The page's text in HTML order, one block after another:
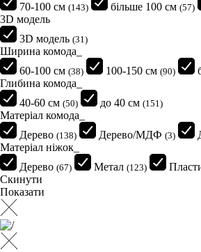
70-100 см (143) більше 100 см (57)
3D модель
3D модель (31)
Ширина комода_
60-100 см (38) 100-150 см (90)
Глибина комода_
40-60 см (50) до 40 см (151)
Матеріал комода_
Дерево (138) Дерево/МДФ (3)
Матеріал ніжок_
Дерево (67) Метал (123)
Скинути
Показати